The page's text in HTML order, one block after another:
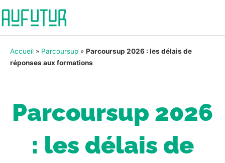
Accueil » Parcoursup » Parcoursup 2026 : les délais de
réponses aux formations
Parcoursup 2026
: les délais de